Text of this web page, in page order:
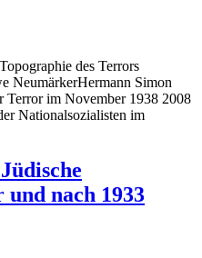
des Terrors
NeumärkerHermann Simon
im November 1938 2008
Nationalsozialisten im
nach 1933